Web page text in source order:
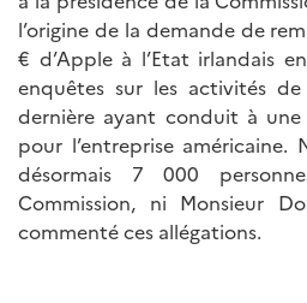
l’origine de la demande de
€ d’Apple à l’Etat irlandais
enquêtes sur les activités
dernière ayant conduit à
pour l’entreprise américaine.
désormais 7 000
Commission, ni Monsieur
commenté ces allégations.